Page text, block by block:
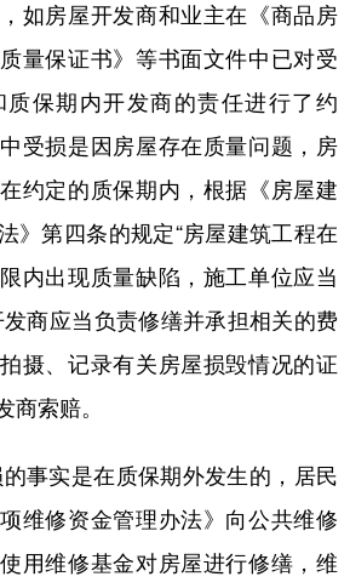
如房屋开发商和业主在《商品房
量保证书》等书面文件中已对受
保期内开发商的责任进行了约
受损是因房屋存在质量问题，房
约定的质保期内，根据《房屋建
》第四条的规定“房屋建筑工程在
内出现质量缺陷，施工单位应当
发商应当负责修缮并承担相关的费
摄、记录有关房屋损毁情况的证
商索赔。
事实是在质保期外发生的，居民
维修资金管理办法》向公共维修
用维修基金对房屋进行修缮，维